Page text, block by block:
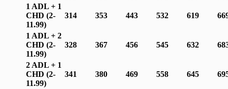
1 ADL + 1
CHD (2-
11.99)
314 353 443 532 619
1 ADL + 2
CHD (2-
11.99)
328 367 456 545 632
2 ADL + 1
CHD (2-
11.99)
341 380 469 558 645